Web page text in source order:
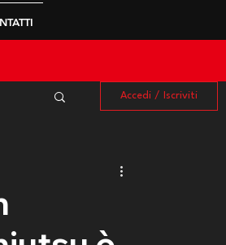
Accedi / Iscriviti